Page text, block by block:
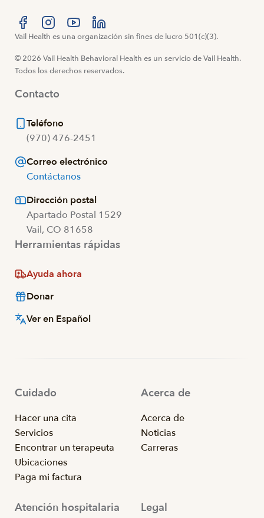
Visítanos en Facebook
Visítanos en Instagram
Visítanos en YouTube
Visítanos en LinkedIn
Vail Health es una organización sin fines de lucro 501(c)(3).
© 2026 Vail Health Behavioral Health es un servicio de Vail Health.
Todos los derechos reservados.
Contacto
Teléfono
(970) 476-2451
Correo electrónico
Contáctanos
Dirección postal
Apartado Postal 1529
Vail, CO 81658
Herramientas rápidas
Ayuda ahora
Donar
Ver en Español
Cuidado
Hacer una cita
Servicios
Encontrar un terapeuta
Ubicaciones
Paga mi factura
Acerca de
Acerca de
Noticias
Carreras
Atención hospitalaria Legal